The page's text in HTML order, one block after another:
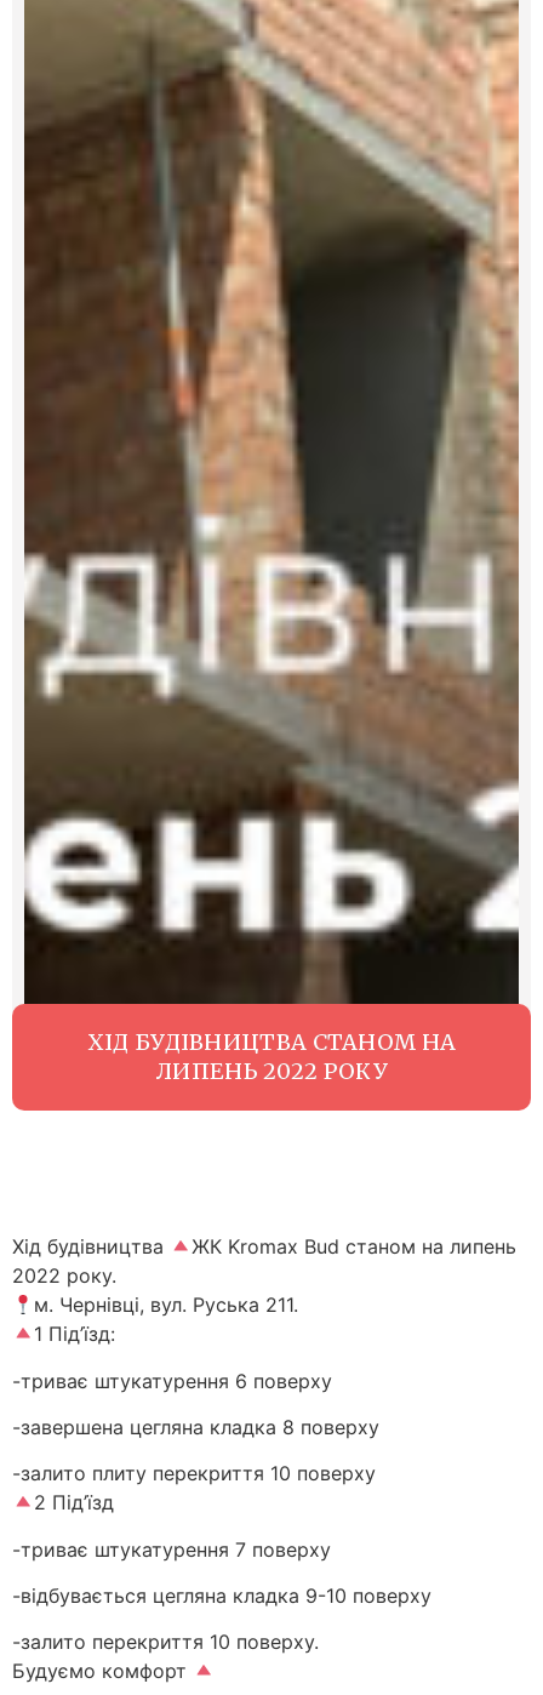
ХІД БУДІВНИЦТВА СТАНОМ НА
ЛИПЕНЬ 2022 РОКУ
Хід будівництва
ЖК Kromax Bud станом на липень
2022 року.
м. Чернівці, вул. Руська 211.
1 Під’їзд:
-триває штукатурення 6 поверху
-завершена цегляна кладка 8 поверху
-залито плиту перекриття 10 поверху
2 Під’їзд
-триває штукатурення 7 поверху
-відбувається цегляна кладка 9-10 поверху
-залито перекриття 10 поверху.
Будуємо комфорт